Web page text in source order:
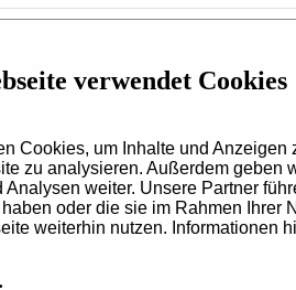
verwendet Cookies
Cookies, um Inhalte und
zu analysieren. Außerdem geben
Analysen weiter. Unsere Partner
oder die sie im Rahmen
weiterhin nutzen. Informationen